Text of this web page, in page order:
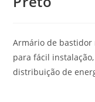
Armário de
para fácil
distribuição de